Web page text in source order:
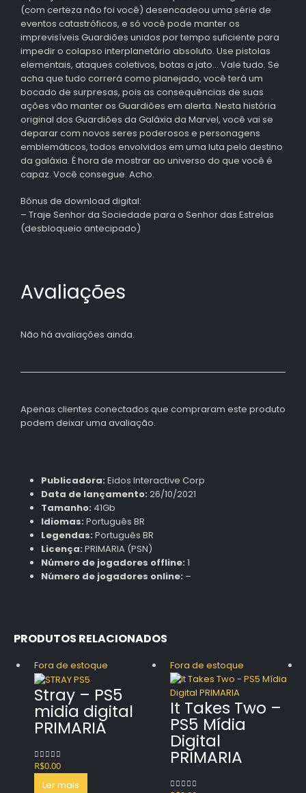
(com certeza não foi você) desencadeou uma série de
eventos catastróficos, e só você pode manter os
imprevisíveis Guardiões unidos por tempo suficiente para
impedir o colapso interplanetário absoluto. Use pistolas
elementais, ataques coletivos, botas a jato… Vale tudo. Se
acha que tudo correrá como planejado, você terá um
bocado de surpresas, pois as consequências de suas
ações vão manter os Guardiões em alerta. Nesta história
original dos Guardiões da Galáxia da Marvel, você vai se
deparar com novos seres poderosos e personagens
emblemáticos, todos envolvidos em uma luta pelo destino
da galáxia. É hora de mostrar ao universo do que você é
capaz. Você consegue. Acho.
Bônus de download digital:
– Traje Senhor da Sociedade para o Senhor das Estrelas
(desbloqueio antecipado)
Avaliações
Não há avaliações ainda.
Apenas clientes conectados que compraram este produto
podem deixar uma avaliação.
Publicadora: Eidos Interactive Corp
Data de lançamento: 26/10/2021
Tamanho: 41Gb
Idiomas: Português BR
Legendas: Português BR
Licença: PRIMARIA (PSN)
Número de jogadores offline: 1
Número de jogadores online: –
PRODUTOS RELACIONADOS
Fora de estoque
Stray – PS5
midia digital
PRIMARIA
0out of 5
R$0.00
Ler mais
Fora de estoque
It Takes Two –
PS5 Mídia
Digital
PRIMARIA